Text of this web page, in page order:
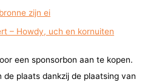
zijn ei
– Howdy, uch en kornuiten
een sponsorbon aan te kopen.
de plaats dankzij de plaatsing van